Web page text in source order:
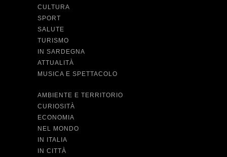
CULTURA
SPORT
SALUTE
TURISMO
IN SARDEGNA
ATTUALITÀ
MUSICA E SPETTACOLO
AMBIENTE E TERRITORIO
CURIOSITÀ
ECONOMIA
NEL MONDO
IN ITALIA
IN CITTÀ